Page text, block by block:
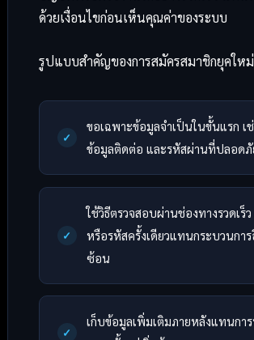
ด้วยเงื่อนไขก่อนเห็นคุณค่าของระบบ
รูปแบบสำคัญของการสมัครสมาชิกยุคให
ขอเฉพาะข้อมูลจำเป็นในขั้นแรก เ
ข้อมูลติดต่อ และรหัสผ่านที่ปลอดภั
ใช้วิธีตรวจสอบผ่านช่องทางรวดเร็ว
หรือรหัสครั้งเดียวแทนกระบวนกา
ซ้อน
เก็บข้อมูลเพิ่มเติมภายหลังแทนกา